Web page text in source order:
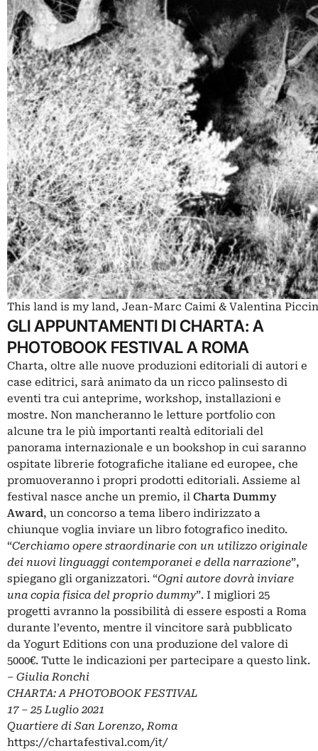
This land is my land, Jean-Marc Caimi & Valentina
GLI APPUNTAMENTI DI CHARTA: A
PHOTOBOOK FESTIVAL A ROMA
Charta, oltre alle nuove produzioni editoriali di autori e
case editrici, sarà animato da un ricco palinsesto di
eventi tra cui anteprime, workshop, installazioni e
mostre. Non mancheranno le letture portfolio con
alcune tra le più importanti realtà editoriali del
panorama internazionale e un bookshop in cui saranno
ospitate librerie fotografiche italiane ed europee, che
promuoveranno i propri prodotti editoriali. Assieme al
festival nasce anche un premio, il Charta Dummy
Award, un concorso a tema libero indirizzato a
chiunque voglia inviare un libro fotografico inedito.
“Cerchiamo opere straordinarie con un utilizzo originale
dei nuovi linguaggi contemporanei e della narrazione”,
spiegano gli organizzatori. “Ogni autore dovrà inviare
una copia fisica del proprio dummy”. I migliori 25
progetti avranno la possibilità di essere esposti a Roma
durante l’evento, mentre il vincitore sarà pubblicato
da Yogurt Editions con una produzione del valore di
5000€. Tutte le indicazioni per partecipare a questo link.
– Giulia Ronchi
CHARTA: A PHOTOBOOK FESTIVAL
17 – 25 Luglio 2021
Quartiere di San Lorenzo, Roma
https://chartafestival.com/it/